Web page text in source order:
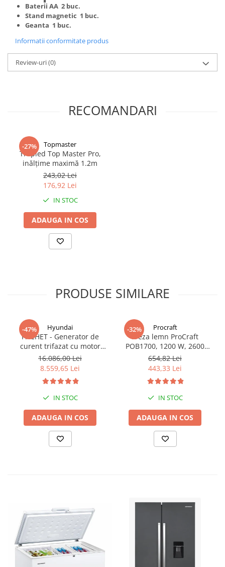
Truse de scule
Truse de lipit PPR
Ventuze cu brate pentru transport
Vibratoare beton
Masini de spalat rufe cu uscator
Uscatoare de rufe
Masini de facut paine
Pachete electrocasnice
incorporabile
Storcatoare de fructe
Baterii AA 2 buc.
Stand magnetic 1 buc.
Geanta 1 buc.
Informatii conformitate produs
Review-uri(0)
RECOMANDARI
-27% Topmaster
Trepied Top Master Pro,
inălțime maximă 1.2m
243,02 Lei
176,92 Lei
IN STOC
ADAUGA IN COS
PRODUSE SIMILARE
-47% Hyundai
PACHET - Generator de
curent trifazat cu motor
diesel Hyundai DHY8600SE-
T, putere motor 12 CP,
Putere maxima 7.9 kVA,
tensiune 380 / 220 V +
Automatizare trifazata
ATS12-3P
16.086,00 Lei
8.559,65 Lei
IN STOC
ADAUGA IN COS
-32% Procraft
Freza lemn ProCraft
POB1700, 1200 W, 2600
Rpm cu 12 freze pentru
lemn incluse in pachet
654,82 Lei
443,33 Lei
IN STOC
ADAUGA IN COS